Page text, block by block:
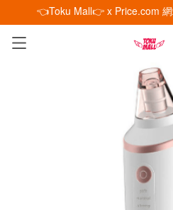
👈Toku Mall👉 x Price.com 網
已加入購物車